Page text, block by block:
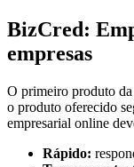
BizCred:
empresas
O primeiro produto
o produto oferecido
empresarial online
Rápido: